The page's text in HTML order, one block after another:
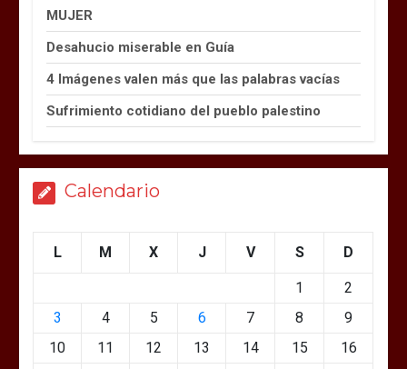
MUJER
Desahucio miserable en Guía
4 Imágenes valen más que las palabras vacías
Sufrimiento cotidiano del pueblo palestino
Calendario
L M X J V S D
1
2
3
4 5 6 7 8
9
10
11 12 13 14 15
16